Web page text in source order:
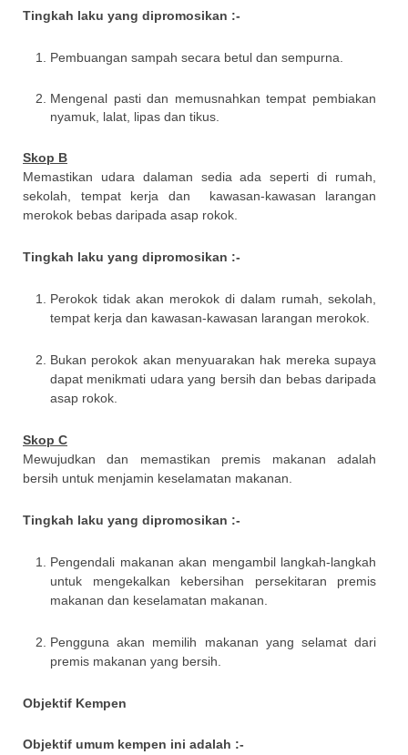
Tingkah laku yang dipromosikan :-
Pembuangan sampah secara betul dan sempurna.
Mengenal pasti dan memusnahkan tempat pembiakan
nyamuk, lalat, lipas dan tikus.
Skop B
Memastikan udara dalaman sedia ada seperti di rumah,
sekolah, tempat kerja dan kawasan-kawasan larangan
merokok bebas daripada asap rokok.
Tingkah laku yang dipromosikan :-
Perokok tidak akan merokok di dalam rumah, sekolah,
tempat kerja dan kawasan-kawasan larangan merokok.
Bukan perokok akan menyuarakan hak mereka supaya
dapat menikmati udara yang bersih dan bebas daripada
asap rokok.
Skop C
Mewujudkan dan memastikan premis makanan adalah
bersih untuk menjamin keselamatan makanan.
Tingkah laku yang dipromosikan :-
Pengendali makanan akan mengambil langkah-langkah
untuk mengekalkan kebersihan persekitaran premis
makanan dan keselamatan makanan.
Pengguna akan memilih makanan yang selamat dari
premis makanan yang bersih.
Objektif Kempen
Objektif umum kempen ini adalah :-